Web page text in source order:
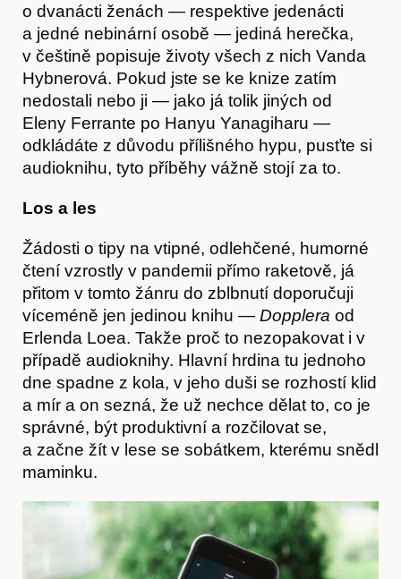
Články
o dvanácti ženách — respektive jedenácti
a jedné nebinární osobě — jediná herečka,
v češtině popisuje životy všech z nich Vanda
Hybnerová. Pokud jste se ke knize zatím
nedostali nebo ji — jako já tolik jiných od
Eleny Ferrante po Hanyu Yanagiharu —
odkládáte z důvodu přílišného hypu, pusťte si
audioknihu, tyto příběhy vážně stojí za to.
Los a les
Žádosti o tipy na vtipné, odlehčené, humorné
čtení vzrostly v pandemii přímo raketově, já
přitom v tomto žánru do zblbnutí doporučuji
víceméně jen jedinou knihu — Dopplera od
Erlenda Loea. Takže proč to nezopakovat i v
případě audioknihy. Hlavní hrdina tu jednoho
dne spadne z kola, v jeho duši se rozhostí klid
a mír a on sezná, že už nechce dělat to, co je
správné, být produktivní a rozčilovat se,
a začne žít v lese se sobátkem, kterému snědl
maminku.